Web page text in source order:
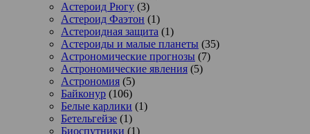
Астероид Рюгу (3)
Астероид Фаэтон (1)
Астероидная защита (1)
Астероиды и малые планеты (35)
Астрономические прогнозы (7)
Астрономические явления (5)
Астрономия (5)
Байконур (106)
Белые карлики (1)
Бетельгейзе (1)
Биоспутники (1)